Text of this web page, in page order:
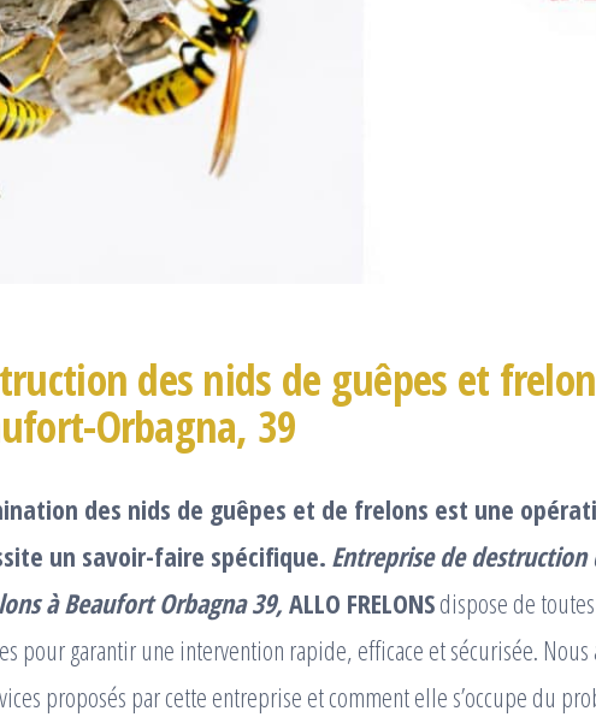
des nids de guêpes et
Orbagna, 39
des nids de guêpes et de frelons est une
un savoir-faire spécifique. Entreprise de destruction
à Beaufort Orbagna 39,ALLO FRELONSdispose de
pour garantir une intervention rapide, efficace et sécurisée.
proposés par cette entreprise et comment elle s’occupe du